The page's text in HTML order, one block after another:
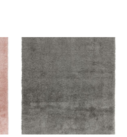
DODAJ
NA
LISTU
ŽELJA
NA
LISTU
ŽELJA